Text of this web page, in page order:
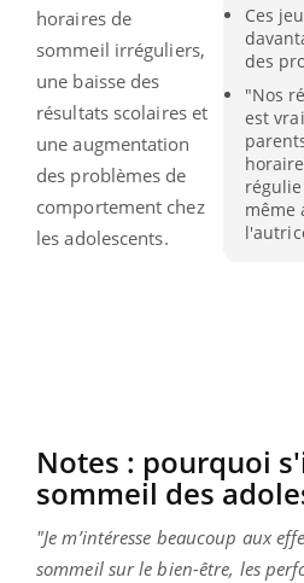
Ces
des
"Nos
est
même
horaires de
sommeil irréguliers,
une baisse des
résultats scolaires et
une augmentation
des problèmes de
comportement chez
les adolescents.
Notes : pourquoi
sommeil des
"Je m’intéresse beaucoup aux
sommeil sur le bien-être, les